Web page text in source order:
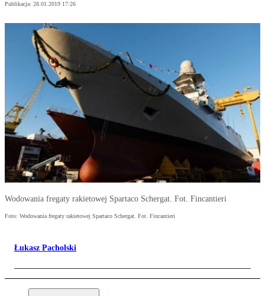
Publikacja: 28.01.2019 17:26
Wodowania fregaty rakietowej Spartaco Schergat. Fot. Fincantieri
Foto: Wodowania fregaty rakietowej Spartaco Schergat. Fot. Fincantieri
Łukasz Pacholski